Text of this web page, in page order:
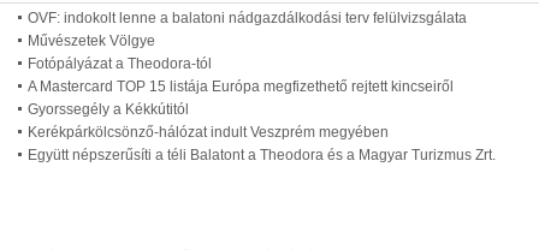
OVF: indokolt lenne a balatoni nádgazdálkodási terv felülvizsgálata
Művészetek Völgye
Fotópályázat a Theodora-tól
A Mastercard TOP 15 listája Európa megfizethető rejtett kincseiről
Gyorssegély a Kékkútitól
Kerékpárkölcsönző-hálózat indult Veszprém megyében
Együtt népszerűsíti a téli Balatont a Theodora és a Magyar Turizmus Zrt.